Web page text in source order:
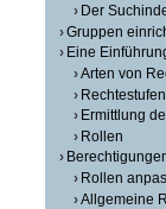
Der
Gruppen
Eine
Arten von
Rechtestufen
Ermittlung
Rollen
Rollen
Allgemeine